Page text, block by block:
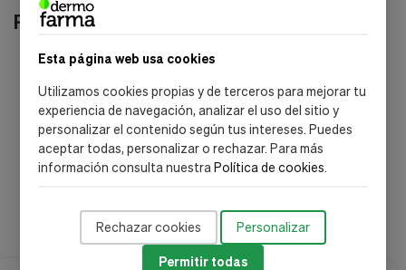
Esta página web usa cookies
Utilizamos cookies propias y de terceros para mejorar tu
experiencia de navegación, analizar el uso del sitio y
personalizar el contenido según tus intereses. Puedes
aceptar todas, personalizar o rechazar. Para más
información consulta nuestraPolítica de cookies.
Rechazar cookies Personalizar
Permitir todas
Productos relacionados